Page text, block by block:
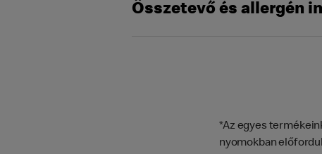
Összetevő és allergén
*Az egyes
nyomokban